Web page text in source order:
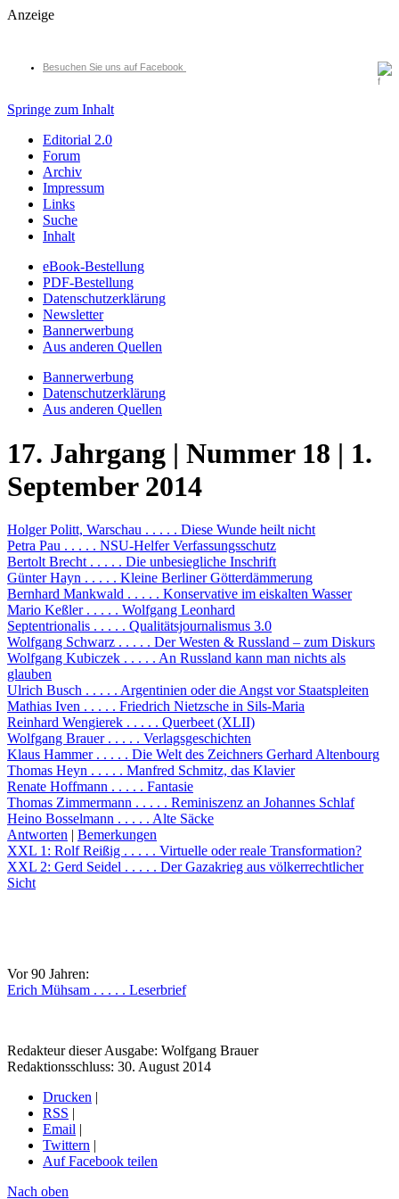
Anzeige
Besuchen Sie uns auf Facebook
Springe zum Inhalt
Editorial 2.0
Forum
Archiv
Impressum
Links
Suche
Inhalt
eBook-Bestellung
PDF-Bestellung
Datenschutzerklärung
Newsletter
Bannerwerbung
Aus anderen Quellen
Bannerwerbung
Datenschutzerklärung
Aus anderen Quellen
17. Jahrgang | Nummer 18 | 1.
September 2014
Holger Politt, Warschau . . . . . Diese Wunde heilt nicht
Petra Pau . . . . . NSU-Helfer Verfassungsschutz
Bertolt Brecht . . . . . Die unbesiegliche Inschrift
Günter Hayn . . . . . Kleine Berliner Götterdämmerung
Bernhard Mankwald . . . . . Konservative im eiskalten Wasser
Mario Keßler . . . . . Wolfgang Leonhard
Septentrionalis . . . . . Qualitätsjournalismus 3.0
Wolfgang Schwarz . . . . . Der Westen & Russland – zum Diskurs
Wolfgang Kubiczek . . . . . An Russland kann man nichts als
glauben
Ulrich Busch . . . . . Argentinien oder die Angst vor Staatspleiten
Mathias Iven . . . . . Friedrich Nietzsche in Sils-Maria
Reinhard Wengierek . . . . . Querbeet (XLII)
Wolfgang Brauer . . . . . Verlagsgeschichten
Klaus Hammer . . . . . Die Welt des Zeichners Gerhard Altenbourg
Thomas Heyn . . . . . Manfred Schmitz, das Klavier
Renate Hoffmann . . . . . Fantasie
Thomas Zimmermann . . . . . Reminiszenz an Johannes Schlaf
Heino Bosselmann . . . . . Alte Säcke
Antworten | Bemerkungen
XXL 1: Rolf Reißig . . . . . Virtuelle oder reale Transformation?
XXL 2: Gerd Seidel . . . . . Der Gazakrieg aus völkerrechtlicher
Sicht
Vor 90 Jahren:
Erich Mühsam . . . . . Leserbrief
Redakteur dieser Ausgabe: Wolfgang Brauer
Redaktionsschluss: 30. August 2014
Drucken |
RSS |
Email |
Twittern |
Auf Facebook teilen
Nach oben